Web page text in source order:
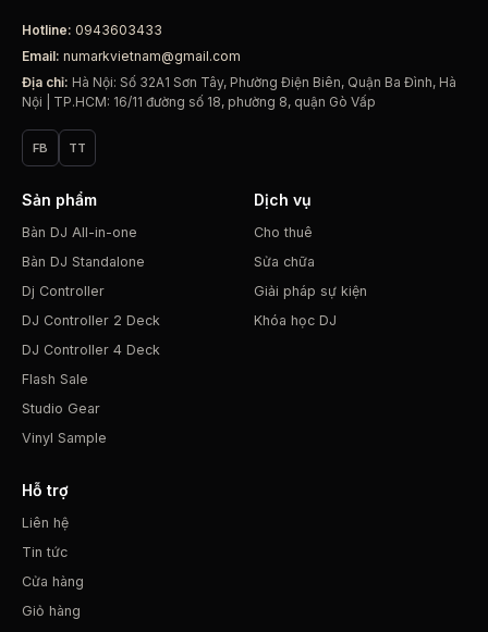
Hotline: 0943603433
Email: numarkvietnam@gmail.com
Địa chỉ: Hà Nội: Số 32A1 Sơn Tây, Phường Điện Biên, Quận Ba Đình, Hà
Nội | TP.HCM: 16/11 đường số 18, phường 8, quận Gò Vấp
FB TT
Sản phẩm
Bàn DJ All-in-one
Bàn DJ Standalone
Dj Controller
DJ Controller 2 Deck
DJ Controller 4 Deck
Flash Sale
Studio Gear
Vinyl Sample
Dịch vụ
Cho thuê
Sửa chữa
Giải pháp sự kiện
Khóa học DJ
Hỗ trợ
Liên hệ
Tin tức
Cửa hàng
Giỏ hàng